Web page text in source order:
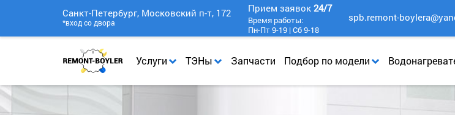
Услуги ТЭНы Запчасти Подбор по модели
Санкт-Петербург, Московский п-т, 172
*вход со двора
Прием заявок 24/7
Время работы:
Пн-Пт 9-19 | Сб 9-18
spb.remont-